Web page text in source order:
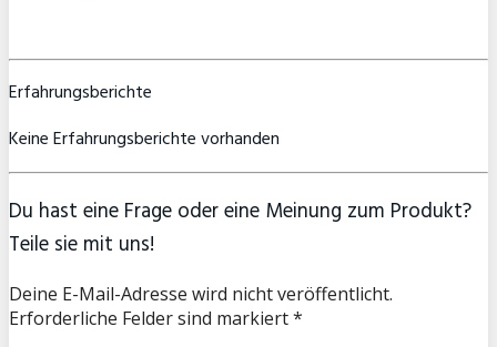
Erfahrungsberichte
Keine Erfahrungsberichte vorhanden
Du hast eine Frage oder eine Meinung zum Produkt?
Teile sie mit uns!
Deine E-Mail-Adresse wird nicht veröffentlicht.
Erforderliche Felder sind markiert *